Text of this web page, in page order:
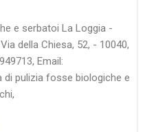
e serbatoi La Loggia -
della Chiesa, 52, - 10040,
Email:
pulizia fosse biologiche e